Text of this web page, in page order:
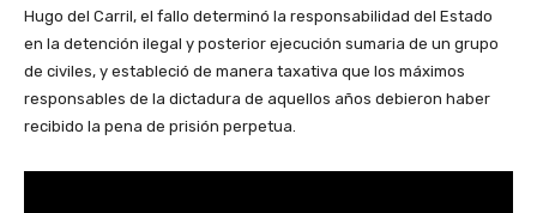
Hugo del Carril, el fallo determinó la responsabilidad del Estado
en la detención ilegal y posterior ejecución sumaria de un grupo
de civiles, y estableció de manera taxativa que los máximos
responsables de la dictadura de aquellos años debieron haber
recibido la pena de prisión perpetua.